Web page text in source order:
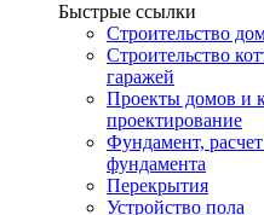
Быстрые ссылки
Строительство
Строительство
гаражей
Проекты домов и
проектирование
Фундамент,
фундамента
Перекрытия
Устройство пола